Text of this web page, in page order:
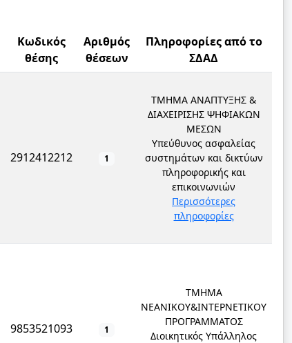
Κωδικός
θέσης
Αριθμός
θέσεων
Πληροφορίες από το
ΣΔΑΔ
2912412212 1
ΤΜΗΜΑ ΑΝΑΠΤΥΞΗΣ &
ΔΙΑΧΕΙΡΙΣΗΣ ΨΗΦΙΑΚΩΝ
ΜΕΣΩΝ
Υπεύθυνος ασφαλείας
συστημάτων και δικτύων
πληροφορικής και
επικοινωνιών
Περισσότερες
πληροφορίες
9853521093 1
ΤΜΗΜΑ
ΝΕΑΝΙΚΟΥ&ΙΝΤΕΡΝΕΤΙΚΟΥ
ΠΡΟΓΡΑΜΜΑΤΟΣ
Διοικητικός Υπάλληλος